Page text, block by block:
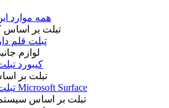
همه موارد
تبلت بر اساس
تبلت قلم دار
لوازم
کیبورد
تبلت بر
تبلت Microsoft Surface
تبلت بر اساس